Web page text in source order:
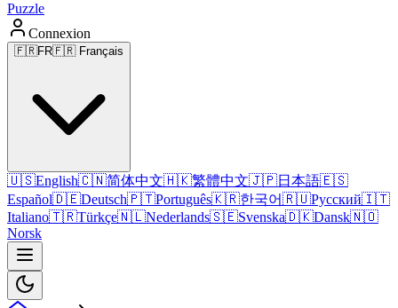
Puzzle
Connexion
🇫🇷FR🇫🇷 Français
🇺🇸English🇨🇳简体中文🇭🇰繁體中文🇯🇵日本語🇪🇸
Español🇩🇪Deutsch🇵🇹Português🇰🇷한국어🇷🇺Русский🇮🇹
Italiano🇹🇷Türkçe🇳🇱Nederlands🇸🇪Svenska🇩🇰Dansk🇳🇴
Norsk